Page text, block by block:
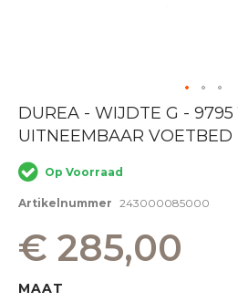
Ga
het
van
de
afbeeldingen-
DUREA - WIJDTE G - 9795
UITNEEMBAAR VOETBED
Op Voorraad
Artikelnummer 243000085000
€ 285,00
MAAT